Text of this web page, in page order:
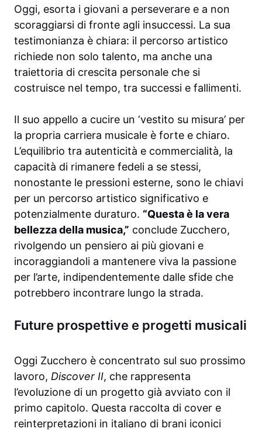
Oggi, esorta i giovani a perseverare e a non
scoraggiarsi di fronte agli insuccessi. La sua
testimonianza è chiara: il percorso artistico
richiede non solo talento, ma anche una
traiettoria di crescita personale che si
costruisce nel tempo, tra successi e fallimenti.
Il suo appello a cucire un ‘vestito su misura’ per
la propria carriera musicale è forte e chiaro.
L’equilibrio tra autenticità e commercialità, la
capacità di rimanere fedeli a se stessi,
nonostante le pressioni esterne, sono le chiavi
per un percorso artistico significativo e
potenzialmente duraturo. “Questa è la vera
bellezza della musica,” conclude Zucchero,
rivolgendo un pensiero ai più giovani e
incoraggiandoli a mantenere viva la passione
per l’arte, indipendentemente dalle sfide che
potrebbero incontrare lungo la strada.
Future prospettive e progetti musicali
Oggi Zucchero è concentrato sul suo prossimo
lavoro, Discover II, che rappresenta
l’evoluzione di un progetto già avviato con il
primo capitolo. Questa raccolta di cover e
reinterpretazioni in italiano di brani iconici